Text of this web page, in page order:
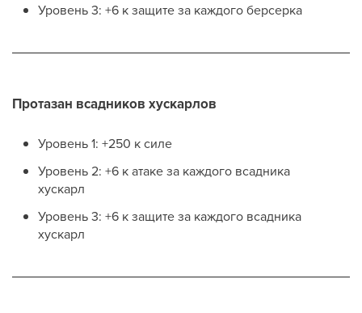
Уровень 3: +6 к защите за каждого берсерка
Протазан всадников хускарлов
Уровень 1: +250 к силе
Уровень 2: +6 к атаке за каждого всадника
хускарл
Уровень 3: +6 к защите за каждого всадника
хускарл